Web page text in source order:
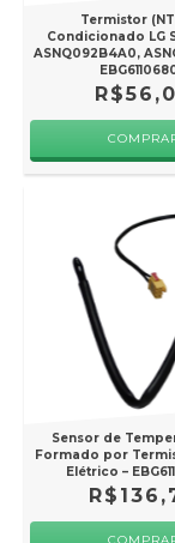
Termistor
Condicionado LG
ASNQ092B4A0,
Sensor de
Formado por
Elétrico –